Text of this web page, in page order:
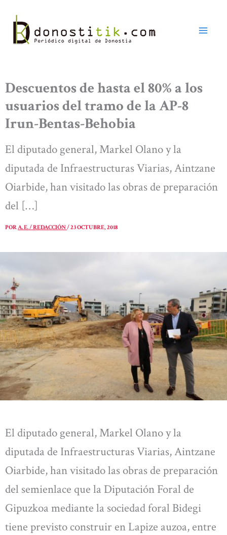
contenido
Descuentos de hasta el 80% a los
usuarios del tramo de la AP-8
Irun-Bentas-Behobia
El diputado general, Markel Olano y la
diputada de Infraestructuras Viarias, Aintzane
Oiarbide, han visitado las obras de preparación
del […]
PORA. E. / REDACCIÓN/23 OCTUBRE, 2018
El diputado general, Markel Olano y la
diputada de Infraestructuras Viarias, Aintzane
Oiarbide, han visitado las obras de preparación
del semienlace que la Diputación Foral de
Gipuzkoa mediante la sociedad foral Bidegi
tiene previsto construir en Lapize auzoa, entre